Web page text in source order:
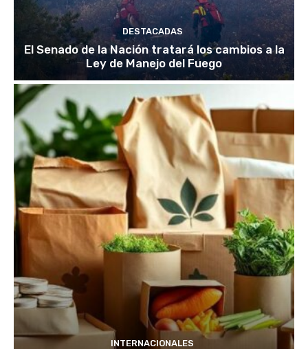
DESTACADAS
El Senado de la Nación tratará los cambios a la
Ley de Manejo del Fuego
INTERNACIONALES